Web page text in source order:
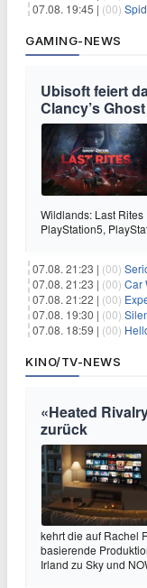
07.08. 19:45 | (00)
GAMING-NEWS
Ubisoft feiert
Clancy’s
Wildlands: Last
PlayStation5,
07.08. 21:23 | (00)
07.08. 21:23 | (00) Car
07.08. 21:22 | (00)
07.08. 19:30 | (00) Silent
07.08. 18:59 | (00)
KINO/TV-NEWS
«Heated
zurück
kehrt die auf Rachel
basierende
Irland zu Sky und